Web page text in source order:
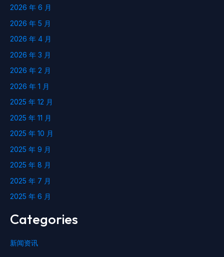
2026 年 6 月
2026 年 5 月
2026 年 4 月
2026 年 3 月
2026 年 2 月
2026 年 1 月
2025 年 12 月
2025 年 11 月
2025 年 10 月
2025 年 9 月
2025 年 8 月
2025 年 7 月
2025 年 6 月
Categories
新闻资讯